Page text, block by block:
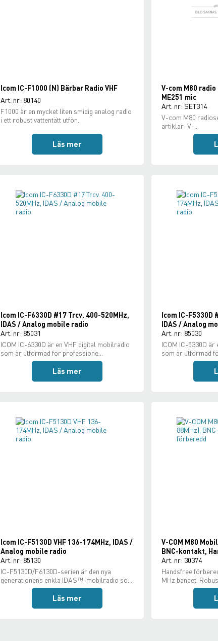
Icom IC-F1000 (N) Bärbar Radio VHF
Art. nr: 80140
F1000 är en mycket liten smidig analog radio
i ett robust vattentätt utför...
Läs mer
V-com M80
ME251 mic
Art. nr: SET314
V-com M80
artiklar: V-...
Icom IC-F6330D #17 Trcv. 400-520MHz,
IDAS / Analog mobile radio
Art. nr: 85031
ICOM IC-6330D är en VHF digital mobilradio
som är utformad för professione...
Läs mer
Icom IC-F5330D
IDAS / Analog
Art. nr: 85030
ICOM IC-5330D
som är utformad
Icom IC-F5130D VHF 136-174MHz, IDAS /
Analog mobile radio
Art. nr: 85130
IC-F5130D/F6130D-serien är den nya
generationens enkla IDAS™-mobilradio so...
Läs mer
V-COM M80
BNC-kontakt,
Art. nr: 30374
Handsfree
MHz bandet.